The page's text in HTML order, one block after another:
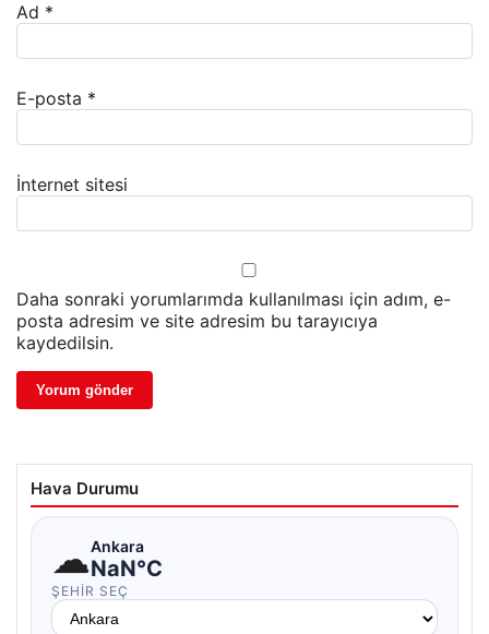
Ad *
E-posta *
İnternet sitesi
Daha sonraki yorumlarımda kullanılması için adım, e-
posta adresim ve site adresim bu tarayıcıya
kaydedilsin.
Hava Durumu
☁Ankara
NaN°C
ŞEHIR SEÇ